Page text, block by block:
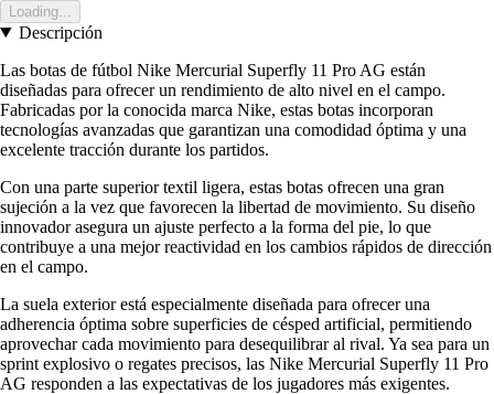
Loading...
Descripción
Las botas de fútbol Nike Mercurial Superfly 11 Pro AG están
diseñadas para ofrecer un rendimiento de alto nivel en el campo.
Fabricadas por la conocida marca Nike, estas botas incorporan
tecnologías avanzadas que garantizan una comodidad óptima y una
excelente tracción durante los partidos.
Con una parte superior textil ligera, estas botas ofrecen una gran
sujeción a la vez que favorecen la libertad de movimiento. Su diseño
innovador asegura un ajuste perfecto a la forma del pie, lo que
contribuye a una mejor reactividad en los cambios rápidos de dirección
en el campo.
La suela exterior está especialmente diseñada para ofrecer una
adherencia óptima sobre superficies de césped artificial, permitiendo
aprovechar cada movimiento para desequilibrar al rival. Ya sea para un
sprint explosivo o regates precisos, las Nike Mercurial Superfly 11 Pro
AG responden a las expectativas de los jugadores más exigentes.